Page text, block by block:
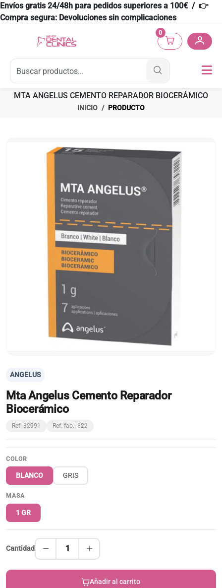
Envíos gratis 24/48h para pedidos superiores a 100€ / 👉
Compra segura: Devoluciones sin complicaciones
0
MTA ANGELUS CEMENTO REPARADOR BIOCERÁMICO
INICIO PRODUCTO
ANGELUS
Mta Angelus Cemento Reparador
Biocerámico
Ref: 32991 Ref. fab.: 822
COLOR
BLANCO GRIS
MASA
1 GR
Cantidad 1
Añadir al carrito